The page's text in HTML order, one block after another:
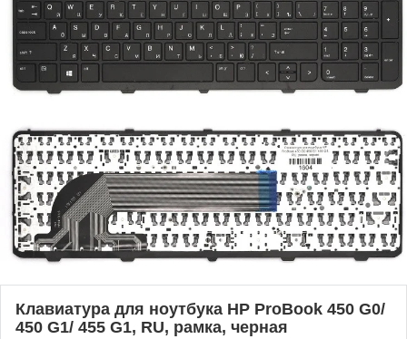
Клавиатура для ноутбука HP ProBook 450 G0/
450 G1/ 455 G1, RU, рамка, черная